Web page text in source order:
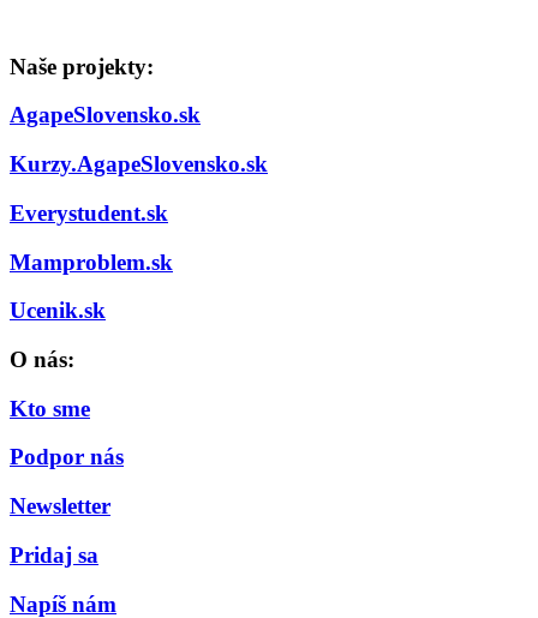
Naše projekty:
AgapeSlovensko.sk
Kurzy.AgapeSlovensko.sk
Everystudent.sk
Mamproblem.sk
Ucenik.sk
O nás:
Kto sme
Podpor nás
Newsletter
Pridaj sa
Napíš nám